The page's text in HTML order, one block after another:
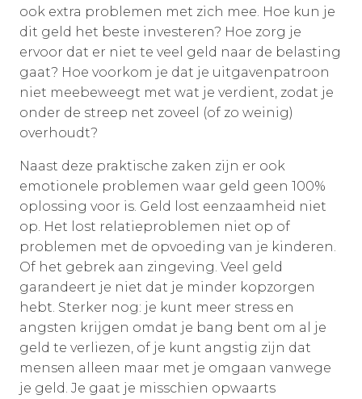
ook extra problemen met zich mee. Hoe kun je
dit geld het beste investeren? Hoe zorg je
ervoor dat er niet te veel geld naar de belasting
gaat? Hoe voorkom je dat je uitgavenpatroon
niet meebeweegt met wat je verdient, zodat je
onder de streep net zoveel (of zo weinig)
overhoudt?
Naast deze praktische zaken zijn er ook
emotionele problemen waar geld geen 100%
oplossing voor is. Geld lost eenzaamheid niet
op. Het lost relatieproblemen niet op of
problemen met de opvoeding van je kinderen.
Of het gebrek aan zingeving. Veel geld
garandeert je niet dat je minder kopzorgen
hebt. Sterker nog: je kunt meer stress en
angsten krijgen omdat je bang bent om al je
geld te verliezen, of je kunt angstig zijn dat
mensen alleen maar met je omgaan vanwege
je geld. Je gaat je misschien opwaarts